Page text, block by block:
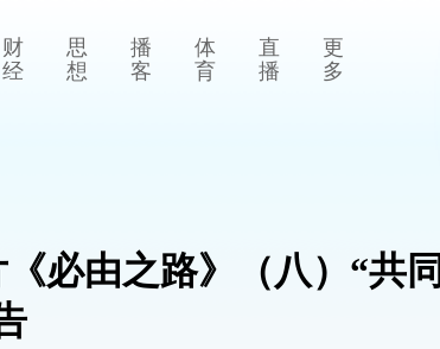
财
经
思
想
播
客
体
育
直
播
更
多
必由之路》（八）“共同